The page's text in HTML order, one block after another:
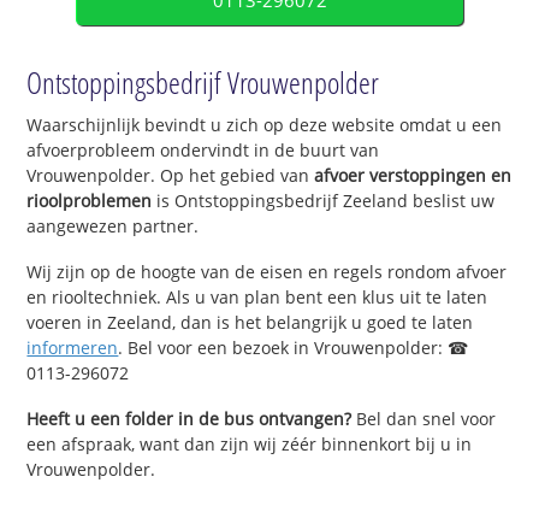
Ontstoppingsbedrijf Vrouwenpolder
Waarschijnlijk bevindt u zich op deze website omdat u een
afvoerprobleem ondervindt in de buurt van
Vrouwenpolder. Op het gebied vanafvoer verstoppingen en
rioolproblemen is Ontstoppingsbedrijf Zeeland beslist uw
aangewezen partner.
Wij zijn op de hoogte van de eisen en regels rondom afvoer
en riooltechniek. Als u van plan bent een klus uit te laten
voeren in Zeeland, dan is het belangrijk u goed te laten
informeren. Bel voor een bezoek in Vrouwenpolder: ☎
0113-296072
Heeft u een folder in de bus ontvangen?Bel dan snel voor
een afspraak, want dan zijn wij zéér binnenkort bij u in
Vrouwenpolder.